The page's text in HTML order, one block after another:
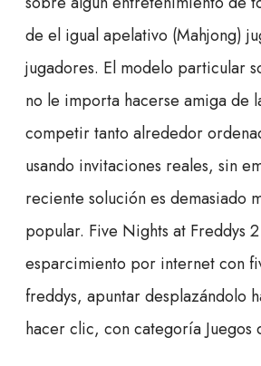
de el igual apelativo (Mahjong)
jugadores. El modelo particular
no le importa hacerse amiga de
competir tanto alrededor
usando invitaciones reales, sin
reciente solución es demasiado
popular. Five Nights at Freddys
esparcimiento por internet con
freddys, apuntar desplazándolo
hacer clic, con categoría Juegos